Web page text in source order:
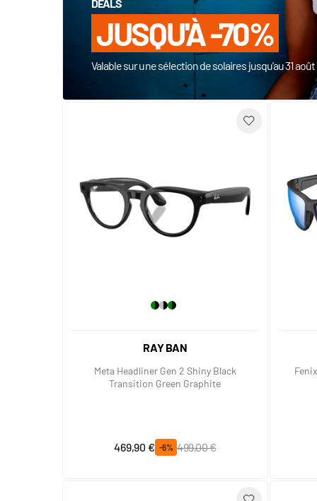
DEALS
JUSQU'À -70%
Valable sur une sélection de solaires jusqu'au 31
RAY BAN
Meta Headliner Gen 2 Shiny Black
Transition Green Graphite
Prix spécial
469,90 € -6%
Prix normal
499,00 €